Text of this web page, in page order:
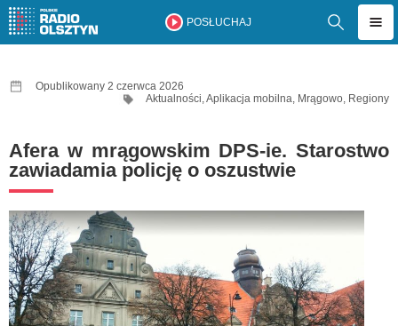
POSŁUCHAJ
Opublikowany 2 czerwca 2026
Aktualności,Aplikacja mobilna, Mrągowo, Regiony
Afera w mrągowskim DPS-ie. Starostwo
zawiadamia policję o oszustwie